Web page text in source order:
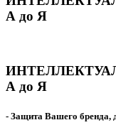
А до Я
А до Я
- Защита Вашего бренда,